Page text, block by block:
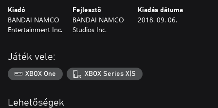
Kiadó
BANDAI NAMCO
Entertainment Inc.
Fejlesztő
BANDAI NAMCO
Studios Inc.
Kiadás dátuma
2018. 09. 06.
Játék vele:
XBOX One XBOX Series X|S
Lehetőségek